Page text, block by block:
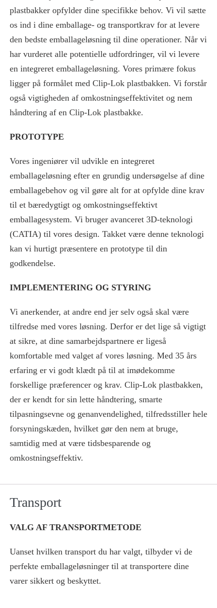
plastbakker opfylder dine specifikke behov. Vi vil sætte
os ind i dine emballage- og transportkrav for at levere
den bedste emballageløsning til dine operationer. Når vi
har vurderet alle potentielle udfordringer, vil vi levere
en integreret emballageløsning. Vores primære fokus
ligger på formålet med Clip-Lok plastbakken. Vi forstår
også vigtigheden af omkostningseffektivitet og nem
håndtering af en Clip-Lok plastbakke.
PROTOTYPE
Vores ingeniører vil udvikle en integreret
emballageløsning efter en grundig undersøgelse af dine
emballagebehov og vil gøre alt for at opfylde dine krav
til et bæredygtigt og omkostningseffektivt
emballagesystem. Vi bruger avanceret 3D-teknologi
(CATIA) til vores design. Takket være denne teknologi
kan vi hurtigt præsentere en prototype til din
godkendelse.
IMPLEMENTERING OG STYRING
Vi anerkender, at andre end jer selv også skal være
tilfredse med vores løsning. Derfor er det lige så vigtigt
at sikre, at dine samarbejdspartnere er ligeså
komfortable med valget af vores løsning. Med 35 års
erfaring er vi godt klædt på til at imødekomme
forskellige præferencer og krav. Clip-Lok plastbakken,
der er kendt for sin lette håndtering, smarte
tilpasningsevne og genanvendelighed, tilfredsstiller hele
forsyningskæden, hvilket gør den nem at bruge,
samtidig med at være tidsbesparende og
omkostningseffektiv.
Transport
VALG AF TRANSPORTMETODE
Uanset hvilken transport du har valgt, tilbyder vi de
perfekte emballageløsninger til at transportere dine
varer sikkert og beskyttet.